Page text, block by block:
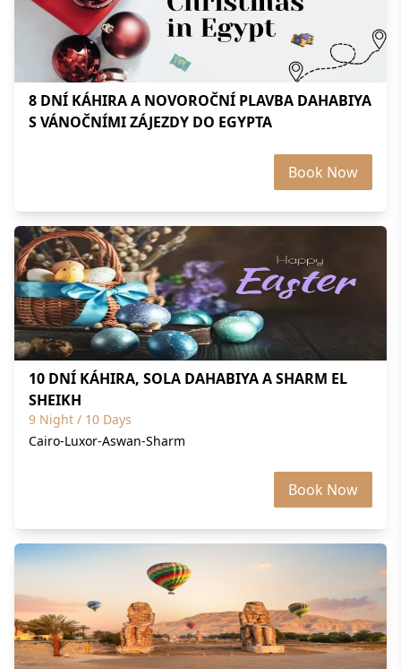
8 DNÍ KÁHIRA A NOVOROČNÍ PLAVBA DAHABIYA
S VÁNOČNÍMI ZÁJEZDY DO EGYPTA
Book Now
10 DNÍ KÁHIRA, SOLA DAHABIYA A SHARM EL
SHEIKH
9 Night / 10 Days
Cairo-Luxor-Aswan-Sharm
Book Now